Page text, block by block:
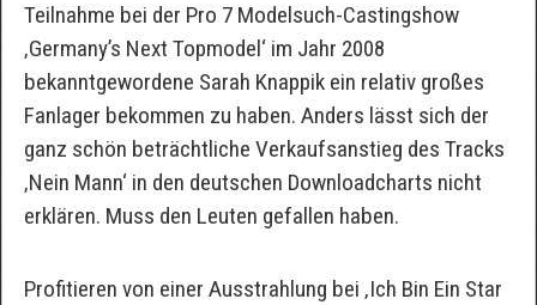
Teilnahme bei der Pro 7 Modelsuch-Castingshow
‚Germany’s Next Topmodel‘ im Jahr 2008
bekanntgewordene Sarah Knappik ein relativ großes
Fanlager bekommen zu haben. Anders lässt sich der
ganz schön beträchtliche Verkaufsanstieg des Tracks
‚Nein Mann‘ in den deutschen Downloadcharts nicht
erklären. Muss den Leuten gefallen haben.
Profitieren von einer Ausstrahlung bei ‚Ich Bin Ein Star